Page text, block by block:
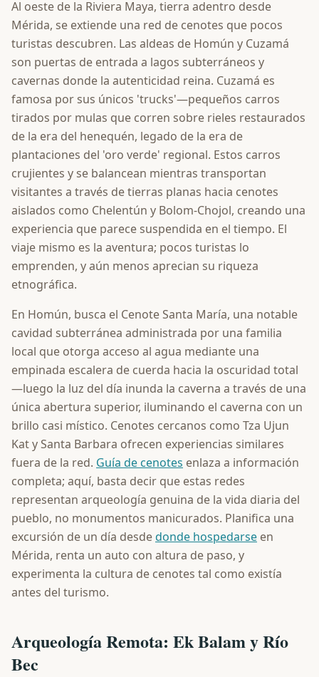
Al oeste de la Riviera Maya, tierra adentro desde
Mérida, se extiende una red de cenotes que pocos
turistas descubren. Las aldeas de Homún y Cuzamá
son puertas de entrada a lagos subterráneos y
cavernas donde la autenticidad reina. Cuzamá es
famosa por sus únicos 'trucks'—pequeños carros
tirados por mulas que corren sobre rieles restaurados
de la era del henequén, legado de la era de
plantaciones del 'oro verde' regional. Estos carros
crujientes y se balancean mientras transportan
visitantes a través de tierras planas hacia cenotes
aislados como Chelentún y Bolom-Chojol, creando una
experiencia que parece suspendida en el tiempo. El
viaje mismo es la aventura; pocos turistas lo
emprenden, y aún menos aprecian su riqueza
etnográfica.
En Homún, busca el Cenote Santa María, una notable
cavidad subterránea administrada por una familia
local que otorga acceso al agua mediante una
empinada escalera de cuerda hacia la oscuridad total
—luego la luz del día inunda la caverna a través de una
única abertura superior, iluminando el caverna con un
brillo casi místico. Cenotes cercanos como Tza Ujun
Kat y Santa Barbara ofrecen experiencias similares
fuera de la red. Guía de cenotes enlaza a información
completa; aquí, basta decir que estas redes
representan arqueología genuina de la vida diaria del
pueblo, no monumentos manicurados. Planifica una
excursión de un día desdedonde hospedarse en
Mérida, renta un auto con altura de paso, y
experimenta la cultura de cenotes tal como existía
antes del turismo.
Arqueología Remota: Ek Balam y Río
Bec